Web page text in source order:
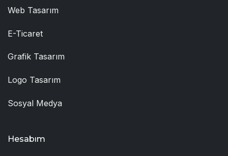
Web Tasarım
E-Ticaret
Grafik Tasarım
Logo Tasarım
Sosyal Medya
Hesabım